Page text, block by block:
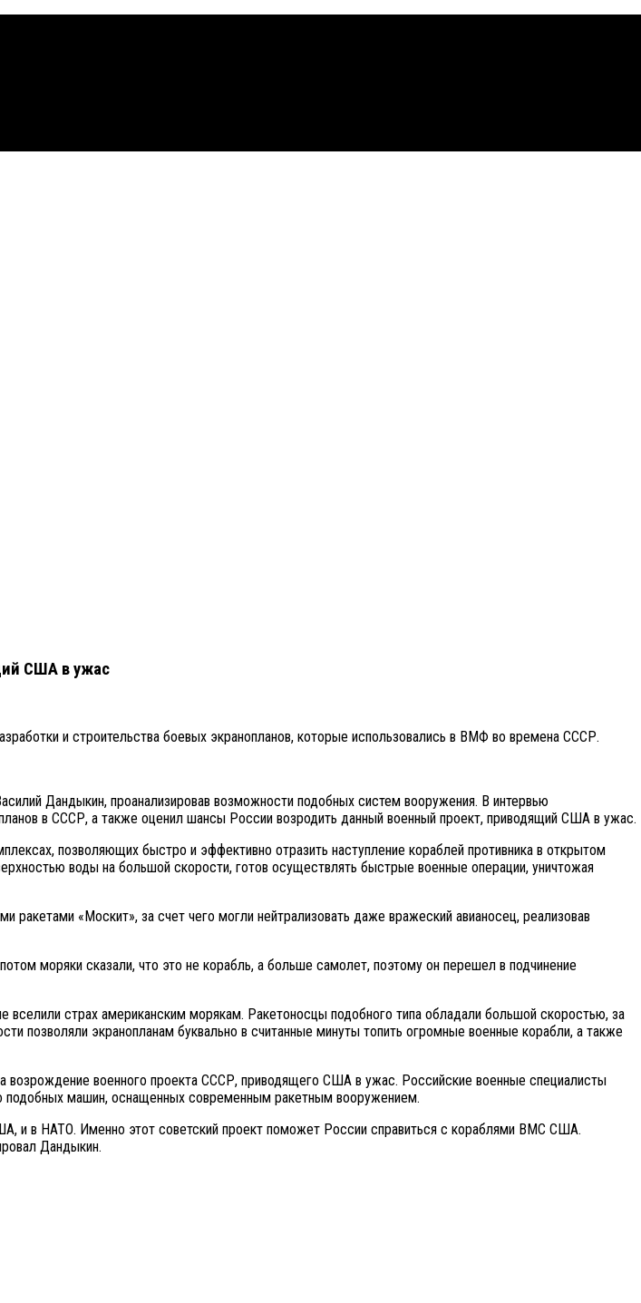
США в ужас
и строительства боевых экранопланов, которые использовались в ВМФ во времена СССР.
Дандыкин, проанализировав возможности подобных систем вооружения. В интервью
в СССР, а также оценил шансы России возродить данный военный проект, приводящий США в ужас.
позволяющих быстро и эффективно отразить наступление кораблей противника в открытом
воды на большой скорости, готов осуществлять быстрые военные операции, уничтожая
«Москит», за счет чего могли нейтрализовать даже вражеский авианосец, реализовав
моряки сказали, что это не корабль, а больше самолет, поэтому он перешел в подчинение
страх американским морякам. Ракетоносцы подобного типа обладали большой скоростью, за
позволяли экранопланам буквально в считанные минуты топить огромные военные корабли, а также
военного проекта СССР, приводящего США в ужас. Российские военные специалисты
подобных машин, оснащенных современным ракетным вооружением.
и в НАТО. Именно этот советский проект поможет России справиться с кораблями ВМС США.
Дандыкин.